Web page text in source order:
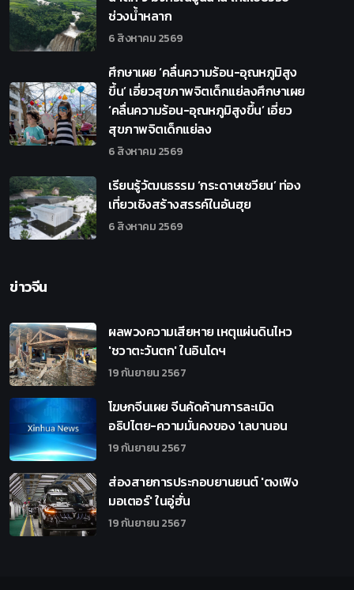
ช่วงน้ำหลาก
6 สิงหาคม 2569
ศึกษาเผย ‘คลื่นความร้อน-อุณหภูมิสูง
ขึ้น’ เอี่ยวสุขภาพจิตเด็กแย่ลงศึกษาเผย
‘คลื่นความร้อน-อุณหภูมิสูงขึ้น’ เอี่ยว
สุขภาพจิตเด็กแย่ลง
6 สิงหาคม 2569
เรียนรู้วัฒนธรรม ‘กระดาษเซวียน’ ท่อง
เที่ยวเชิงสร้างสรรค์ในอันฮุย
6 สิงหาคม 2569
ข่าวจีน
ผลพวงความเสียหาย เหตุแผ่นดินไหว
'ชวาตะวันตก' ในอินโดฯ
19 กันยายน 2567
โฆษกจีนเผย จีนคัดค้านการละเมิด
อธิปไตย-ความมั่นคงของ 'เลบานอน
19 กันยายน 2567
ส่องสายการประกอบยานยนต์ 'ตงเฟิง
มอเตอร์' ในอู่ฮั่น
19 กันยายน 2567